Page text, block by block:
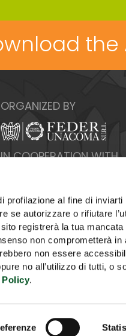
profilazione al fine di
se autorizzare o rifiutare
registrerà la tua
non comprometterà
non essere
no all’utilizzo di tutti, o
Policy.
the
ORGANIZED BY
IN COOPERATION WITH
ADVERTISING